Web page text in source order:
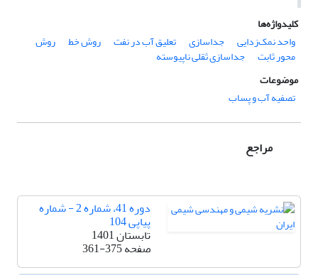
کلیدواژه‌ها
واحد نمک‌زدایی
جداسازی تعلیق آب در نفت روش خط روش
محور ثابت
جداسازی ثقلی ناپیوسته
موضوعات
تصفیه آب و پساب
مراجع
دوره 41، شماره 2 - شماره
پیاپی 104
تابستان 1401
صفحه361-375